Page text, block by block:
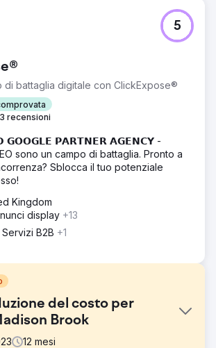
di battaglia digitale con ClickExpose®
recensioni
5
𝗚𝗢𝗢𝗚𝗟𝗘 𝗣𝗔𝗥𝗧𝗡𝗘𝗥 𝗔𝗚𝗘𝗡𝗖𝗬 -
sono un campo di battaglia. Pronto a
Sblocca il tuo potenziale
Kingdom
display +13
B2B +1
del costo per
Brook
12 mesi